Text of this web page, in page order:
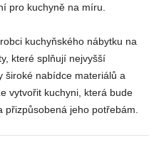
pro kuchyně na míru.
kuchyňského nábytku na
které splňují nejvyšší
široké nabídce materiálů a
vytvořit kuchyni, která bude
jeho potřebám.